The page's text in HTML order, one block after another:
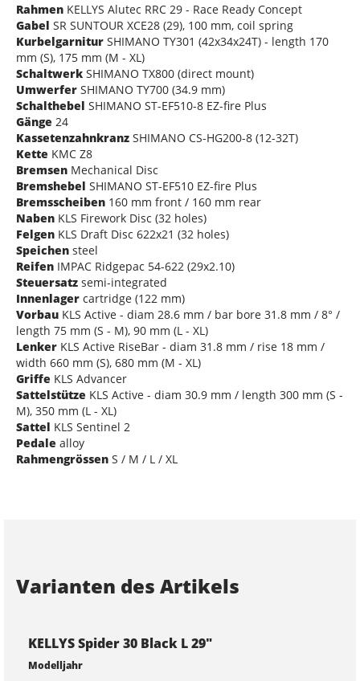
Rahmen KELLYS Alutec RRC 29 - Race Ready Concept
Gabel SR SUNTOUR XCE28 (29), 100 mm, coil spring
Kurbelgarnitur SHIMANO TY301 (42x34x24T) - length 170
mm (S), 175 mm (M - XL)
Schaltwerk SHIMANO TX800 (direct mount)
Umwerfer SHIMANO TY700 (34.9 mm)
Schalthebel SHIMANO ST-EF510-8 EZ-fire Plus
Gänge 24
Kassetenzahnkranz SHIMANO CS-HG200-8 (12-32T)
Kette KMC Z8
Bremsen Mechanical Disc
Bremshebel SHIMANO ST-EF510 EZ-fire Plus
Bremsscheiben 160 mm front / 160 mm rear
Naben KLS Firework Disc (32 holes)
Felgen KLS Draft Disc 622x21 (32 holes)
Speichen steel
Reifen IMPAC Ridgepac 54-622 (29x2.10)
Steuersatz semi-integrated
Innenlager cartridge (122 mm)
Vorbau KLS Active - diam 28.6 mm / bar bore 31.8 mm / 8° /
length 75 mm (S - M), 90 mm (L - XL)
Lenker KLS Active RiseBar - diam 31.8 mm / rise 18 mm /
width 660 mm (S), 680 mm (M - XL)
Griffe KLS Advancer
Sattelstütze KLS Active - diam 30.9 mm / length 300 mm (S -
M), 350 mm (L - XL)
Sattel KLS Sentinel 2
Pedale alloy
Rahmengrössen S / M / L / XL
Varianten des Artikels
KELLYS Spider 30 Black L 29"
Modelljahr